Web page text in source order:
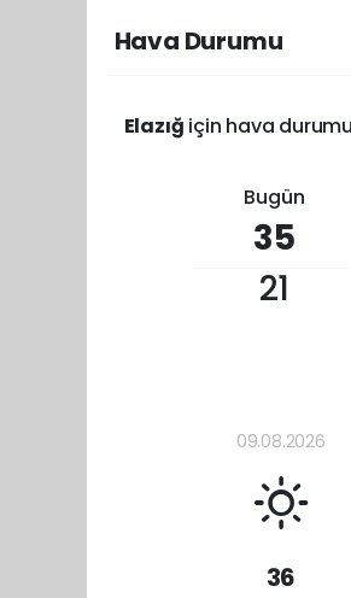
Hava Durumu
Elazığ için hava durumu
Bugün
35
21
09.08.2026
36